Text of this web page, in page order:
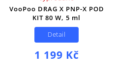
VooPoo DRAG X PNP-X POD
KIT 80 W, 5 ml
1 199 Kč
Detail